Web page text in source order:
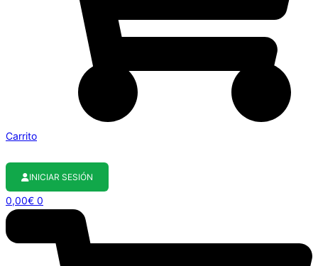
Carrito
INICIAR SESIÓN
0,00€ 0